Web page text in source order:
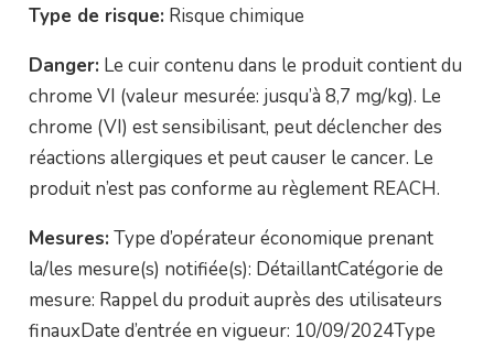
Type de risque: Risque chimique
Danger: Le cuir contenu dans le produit contient du
chrome VI (valeur mesurée: jusqu’à 8,7 mg/kg). Le
chrome (VI) est sensibilisant, peut déclencher des
réactions allergiques et peut causer le cancer. Le
produit n’est pas conforme au règlement REACH.
Mesures: Type d’opérateur économique prenant
la/les mesure(s) notifiée(s): DétaillantCatégorie de
mesure: Rappel du produit auprès des utilisateurs
finauxDate d’entrée en vigueur: 10/09/2024Type